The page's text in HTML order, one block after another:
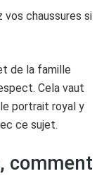
vos chaussures si
de la famille
Cela vaut
portrait royal y
ce sujet.
comment